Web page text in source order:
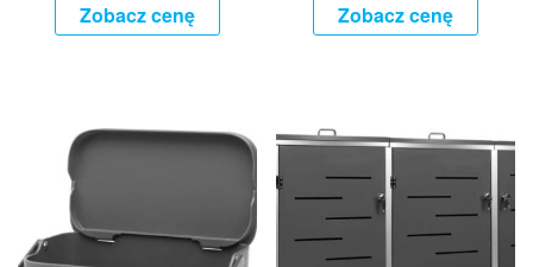
Zobacz cenę Zobacz cenę